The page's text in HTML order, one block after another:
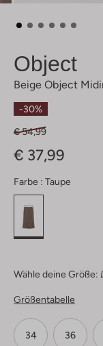
Object
Beige Object
-30%
€ 54,99
€ 37,99
Farbe : Taupe
Wähle deine Größe:
Größentabelle
34 36